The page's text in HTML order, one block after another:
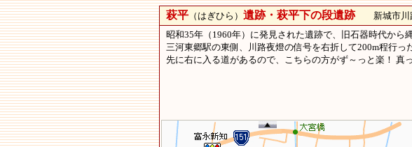
萩平（はぎひら） 遺跡・萩平下の段遺跡新城市川
昭和35年（1960年）に発見された遺跡で、旧石器時代から
三河東郷駅の東側、川路夜燈の信号を右折して200m程行
先に右に入る道があるので、こちらの方がず～っと楽！ 真